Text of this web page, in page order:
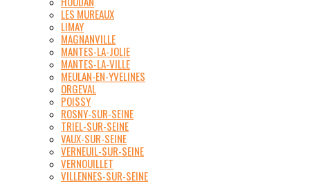
LES MUREAUX
LIMAY
MAGNANVILLE
MANTES-LA-JOLIE
MANTES-LA-VILLE
MEULAN-EN-YVELINES
ORGEVAL
POISSY
ROSNY-SUR-SEINE
TRIEL-SUR-SEINE
VAUX-SUR-SEINE
VERNEUIL-SUR-SEINE
VERNOUILLET
VILLENNES-SUR-SEINE